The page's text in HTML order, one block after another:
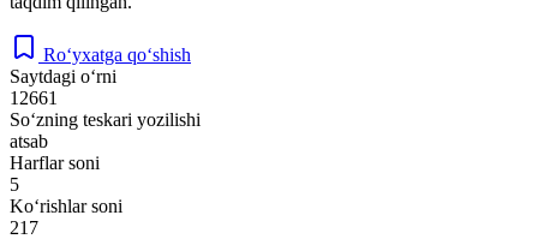
Ro‘yxatga qo‘shish
Saytdagi o‘rni
12661
So‘zning teskari yozilishi
atsab
Harflar soni
5
Ko‘rishlar soni
217